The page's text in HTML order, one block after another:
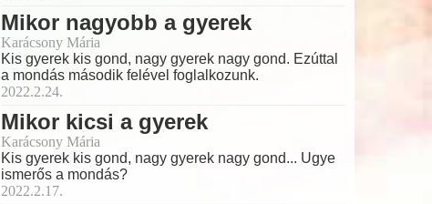
Mikor nagyobb a gyerek
Karácsony Mária
Kis gyerek kis gond, nagy gyerek nagy gond. Ezúttal
a mondás második felével foglalkozunk.
2022.2.24.
Mikor kicsi a gyerek
Karácsony Mária
Kis gyerek kis gond, nagy gyerek nagy gond... Ugye
ismerős a mondás?
2022.2.17.